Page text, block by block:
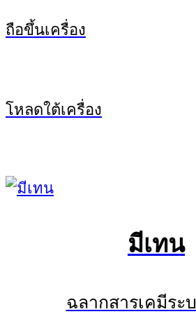
ถือขึ้นเครื่อง
โหลดใต้เครื่อง
มีเทน
ฉลากสารเคมีระ